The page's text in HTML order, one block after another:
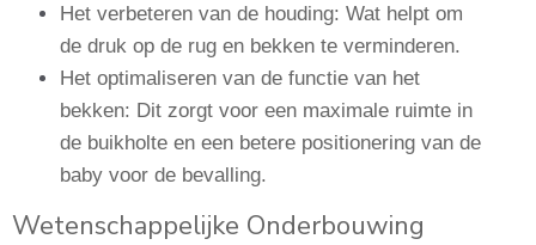
Het verbeteren van de houding: Wat helpt om
de druk op de rug en bekken te verminderen.
Het optimaliseren van de functie van het
bekken: Dit zorgt voor een maximale ruimte in
de buikholte en een betere positionering van de
baby voor de bevalling.
Wetenschappelijke Onderbouwing